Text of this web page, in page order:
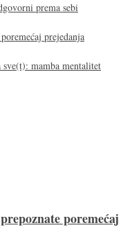
prema sebi
prejedanja
mamba mentalitet
poremećaj